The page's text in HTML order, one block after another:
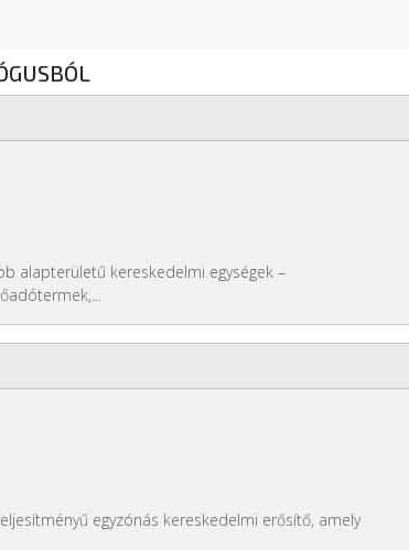
alapterületű kereskedelmi egységek –
egyzónás kereskedelmi erősítő, amely